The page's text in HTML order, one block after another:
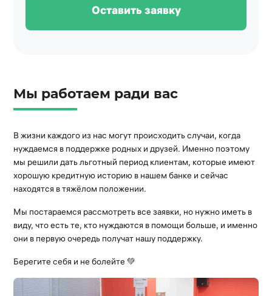
Оставить заявку
Мы работаем ради вас
В жизни каждого из нас могут происходить случаи, когда
нуждаемся в поддержке родных и друзей. Именно поэтому
мы решили дать льготный период клиентам, которые имеют
хорошую кредитную историю в нашем банке и сейчас
находятся в тяжёлом положении.
Мы постараемся рассмотреть все заявки, но нужно иметь в
виду, что есть те, кто нуждаются в помощи больше, и именно
они в первую очередь получат нашу поддержку.
Берегите себя и не болейте 💚